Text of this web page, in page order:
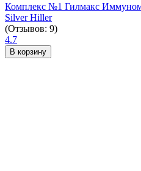
Комплекс №1 Гилмакс
Silver Hiller
(Отзывов: 9)
4.7
В корзину